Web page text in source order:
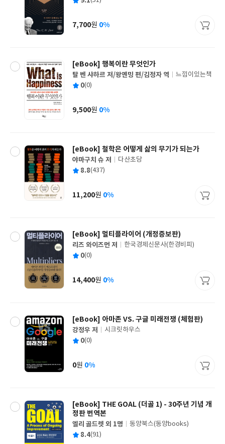
쓴
출
사
가
7,700원 0%
[eBook] 행복이란 무엇인가
글
쓴
탈 벤 샤하르 저/왕옌밍 편/김정자 역
출
사
느낌이있는책
평 0(0)
가
9,500원 0%
[eBook] 철학은 어떻게 삶의 무기가 되는가
글
쓴
야마구치 슈 저
출
사
다산초당
평 8.8(437)
가
11,200원 0%
[eBook] 멀티플라이어 (개정증보판)
글
쓴
리즈 와이즈먼 저
출
사
한국경제신문사(한경비피)
평 0(0)
가
14,400원 0%
[eBook] 아마존 VS. 구글 미래전쟁 (체험판)
글
쓴
강정우 저
출
사
시크릿하우스
평 0(0)
가
0원 0%
[eBook] THE GOAL (더골 1) - 30주년 기념 개
정판 번역본
글
쓴
엘리 골드렛 외 1명
출
동양북스(동양books)
평 8.4(91)